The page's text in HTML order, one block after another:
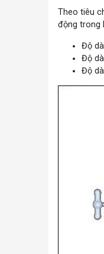
Theo tiêu
động trong
Độ
Độ
Độ